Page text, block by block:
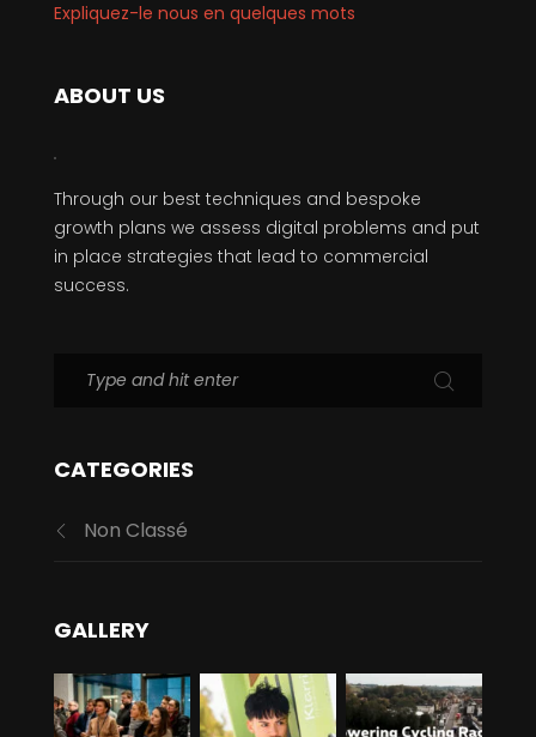
Expliquez-le nous en quelques mots
ABOUT US
Through our best techniques and bespoke
growth plans we assess digital problems and put
in place strategies that lead to commercial
success.
CATEGORIES
Non Classé
GALLERY